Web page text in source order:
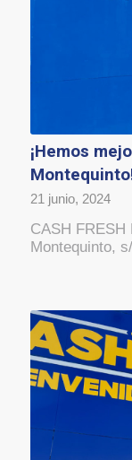
¡Hemos
21 junio, 2024
CASH FRESH
Montequinto,